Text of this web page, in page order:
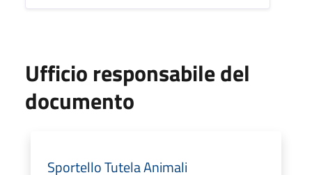
Ufficio responsabile del
documento
Sportello Tutela Animali